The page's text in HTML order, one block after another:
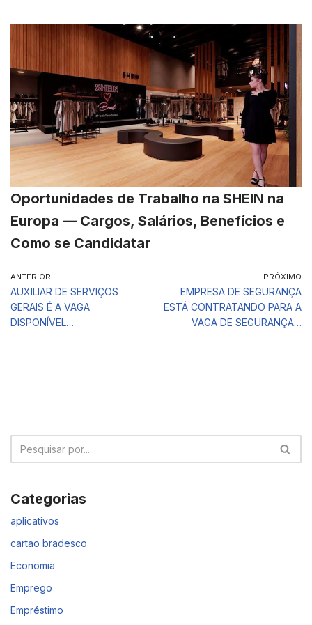
Oportunidades de Trabalho na SHEIN na
Europa — Cargos, Salários, Benefícios e
Como se Candidatar
ANTERIOR
AUXILIAR DE SERVIÇOS
GERAIS É A VAGA
DISPONÍVEL…
PRÓXIMO
EMPRESA DE SEGURANÇA
ESTÁ CONTRATANDO PARA A
VAGA DE SEGURANÇA…
Categorias
aplicativos
cartao bradesco
Economia
Emprego
Empréstimo